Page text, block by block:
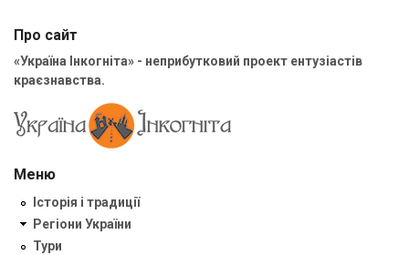
Про сайт
«Україна Інкогніта» - неприбутковий проект ентузіастів
краєзнавства.
Меню
Історія і традиції
Регіони України
Тури